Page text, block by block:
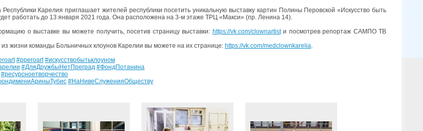
Карелия приглашает жителей республики посетить уникальную выставку картин Полины Перовской «Искусство быть
работать до 13 января 2021 года. Она расположена на 3-м этаже ТРЦ «Макси» (пр. Ленина 14).
о выставке вы можете получить, посетив страницу выставки: https://vk.com/clownartistи посмотрев репортаж САМПО ТВ
жизни команды Больничных клоунов Карелии вы можете на их странице: https://vk.com/medclownkarelia
#pperoart #искусствобытьклоуном
#ДляДружбыНетПреград #ФондПотанина
#ресурсноетворчество
#НаНивеСлуженияОбществу